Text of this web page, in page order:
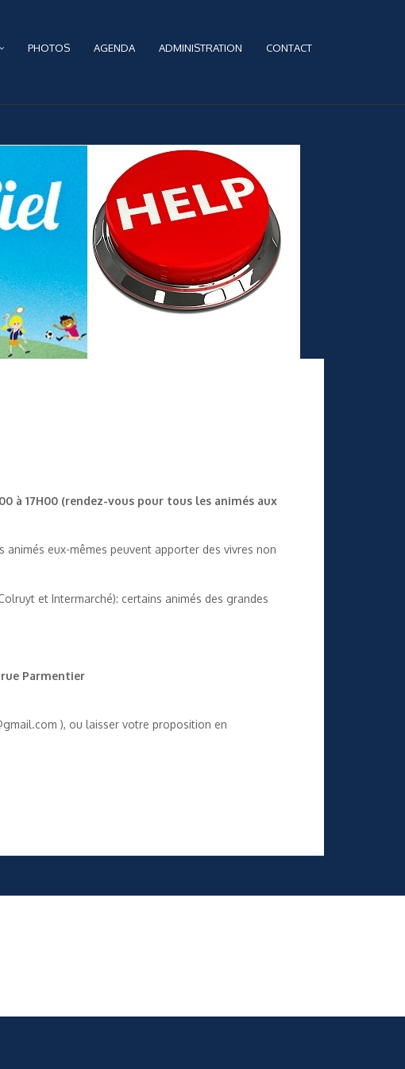
PHOTOS AGENDA ADMINISTRATION CONTACT
à 17H00 (rendez-vous pour tous les animés aux
eux-mêmes peuvent apporter des vivres non
et Intermarché): certains animés des grandes
Parmentier
), ou laisser votre proposition en